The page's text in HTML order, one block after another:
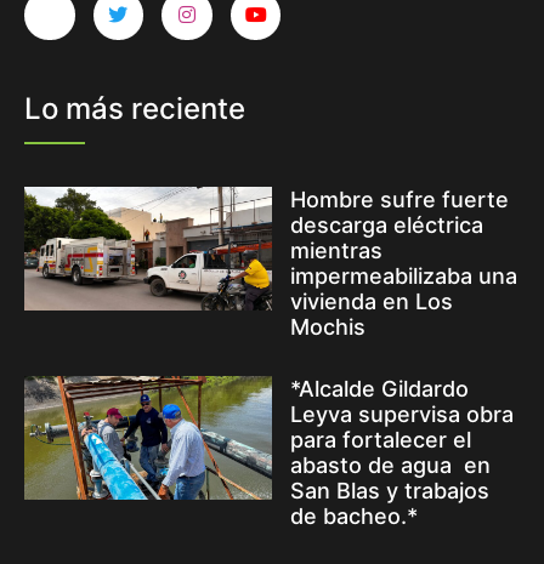
Lo más reciente
Hombre sufre fuerte
descarga eléctrica
mientras
impermeabilizaba una
vivienda en Los
Mochis
*Alcalde Gildardo
Leyva supervisa obra
para fortalecer el
abasto de agua en
San Blas y trabajos
de bacheo.*